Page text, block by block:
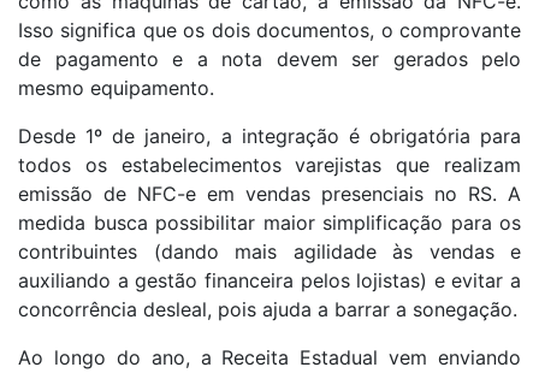
Isso significa que os dois documentos, o comprovante
de pagamento e a nota devem ser gerados pelo
mesmo equipamento.
Desde 1º de janeiro, a integração é obrigatória para
todos os estabelecimentos varejistas que realizam
emissão de NFC-e em vendas presenciais no RS. A
medida busca possibilitar maior simplificação para os
contribuintes (dando mais agilidade às vendas e
auxiliando a gestão financeira pelos lojistas) e evitar a
concorrência desleal, pois ajuda a barrar a sonegação.
Ao longo do ano, a Receita Estadual vem enviando